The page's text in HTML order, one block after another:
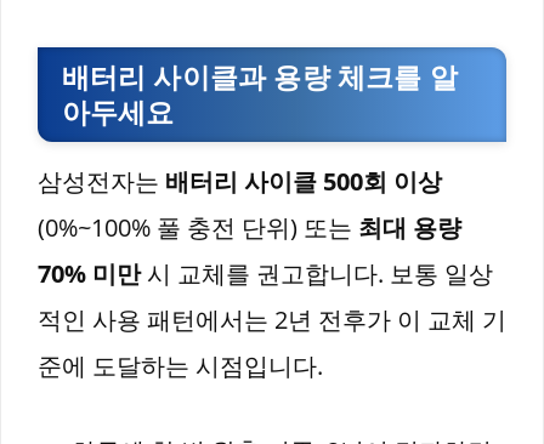
배터리 사이클과 용량 체크를 알
아두세요
삼성전자는 배터리 사이클 500회 이상
(0%~100% 풀 충전 단위) 또는 최대 용량
70% 미만시 교체를 권고합니다. 보통 일상
적인 사용 패턴에서는 2년 전후가 이 교체 기
준에 도달하는 시점입니다.